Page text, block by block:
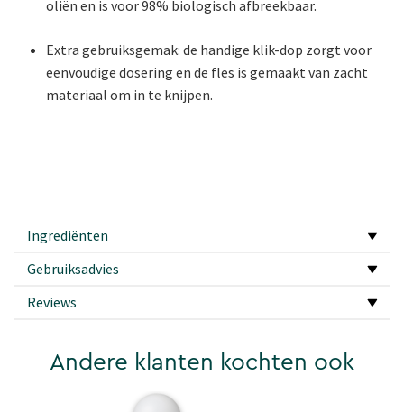
oliën en is voor 98% biologisch afbreekbaar.
Extra gebruiksgemak: de handige klik-dop zorgt voor
eenvoudige dosering en de fles is gemaakt van zacht
materiaal om in te knijpen.
Ingrediënten
Gebruiksadvies
Reviews
Andere klanten kochten ook